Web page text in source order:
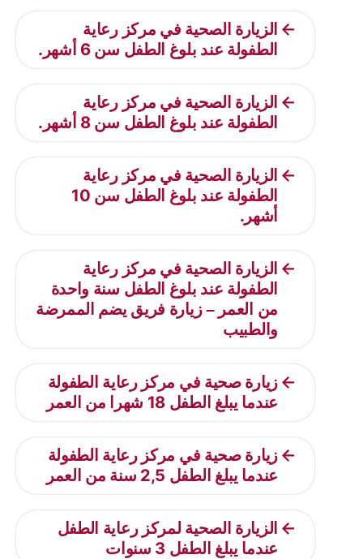
الزيارة الصحية في مركز رعاية
الطفولة عند بلوغ الطفل سن 6 أشهر.
الزيارة الصحية في مركز رعاية
الطفولة عند بلوغ الطفل سن 8 أشهر.
الزيارة الصحية في مركز رعاية
الطفولة عند بلوغ الطفل سن 10
أشهر.
الزيارة الصحية في مركز رعاية
الطفولة عند بلوغ الطفل سنة واحدة
من العمر – زيارة فريق يضم الممرضة
والطبيب
زيارة صحية في مركز رعاية الطفولة
عندما يبلغ الطفل 18 شهرا من العمر
زيارة صحية في مركز رعاية الطفولة
عندما يبلغ الطفل 2,5 سنة من العمر
الزيارة الصحية لمركز رعاية الطفل
عندما يبلغ الطفل 3 سنوات